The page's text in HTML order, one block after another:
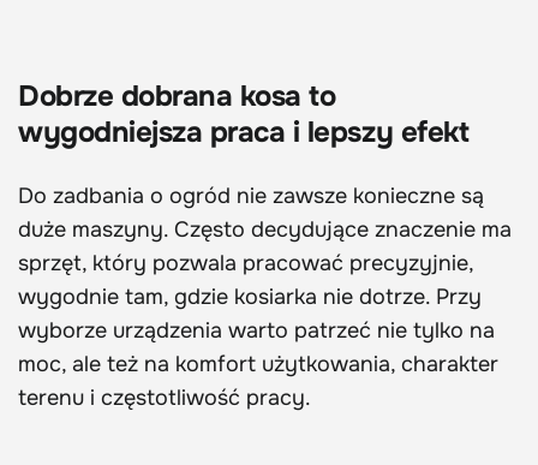
Dobrze dobrana kosa to
wygodniejsza praca i lepszy efekt
Do zadbania o ogród nie zawsze konieczne są
duże maszyny. Często decydujące znaczenie ma
sprzęt, który pozwala pracować precyzyjnie,
wygodnie tam, gdzie kosiarka nie dotrze. Przy
wyborze urządzenia warto patrzeć nie tylko na
moc, ale też na komfort użytkowania, charakter
terenu i częstotliwość pracy.